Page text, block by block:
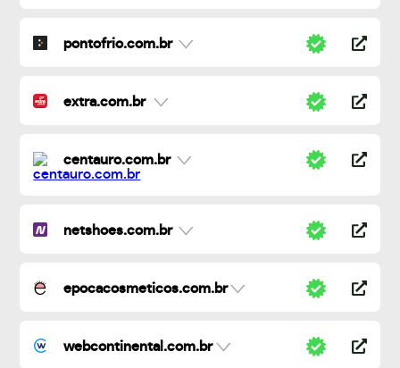
pontofrio.com.br
extra.com.br
centauro.com.br
netshoes.com.br
epocacosmeticos.com.br
webcontinental.com.br